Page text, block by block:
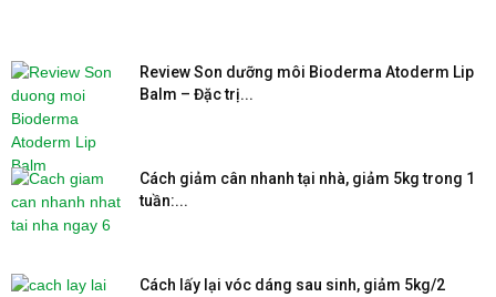
Review Son dưỡng môi Bioderma Atoderm Lip
Balm – Đặc trị...
Cách giảm cân nhanh tại nhà, giảm 5kg trong 1
tuần:...
Cách lấy lại vóc dáng sau sinh, giảm 5kg/2